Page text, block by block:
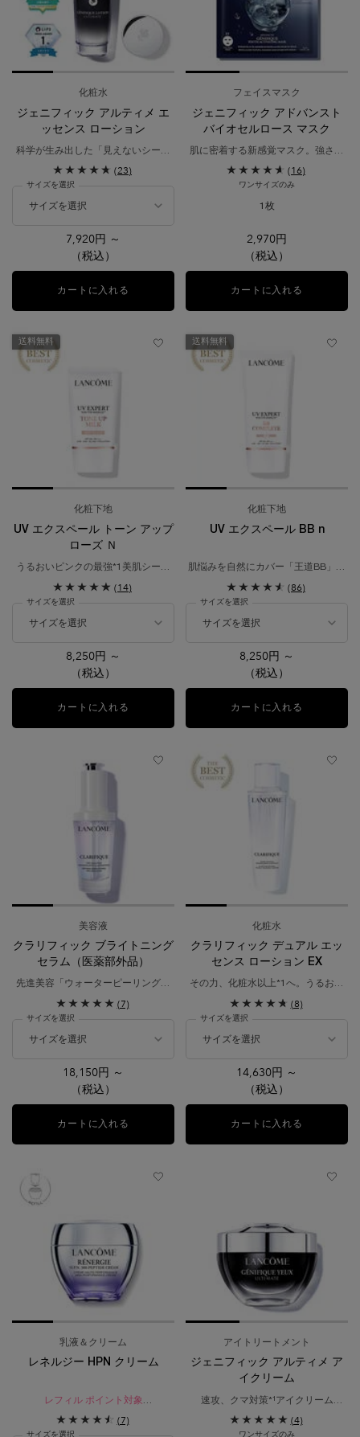
化粧水
ジェニフィック アルティメ エ
ッセンス ローション
科学が生み出した「見えないシート
瞬間ツヤ仕込み、満ちるハリ体験。​
(23)
サイズを選択
7,920円 ～
（税込）
カートに入れる ジェニフィック アルティメ エッセンス ローショ
フェイスマスク
ジェニフィック アドバンスト
バイオセルロース マスク
肌に密着する新感覚マスク。強さみ
(16)
ワンサイズのみ
1枚
2,970円
（税込）
カートに入れる
送料無料
化粧下地
UV エクスペール トーン アップ
ローズ Ｎ
うるおいピンクの最強*1美肌シール
日焼け止め用乳液・化粧下地​
(14)
サイズを選択
8,250円 ～
（税込）
カートに入れる UV エクスペール トーン アップ ローズ Ｎ
送料無料
化粧下地
UV エクスペール BB n
肌悩みを自然にカバー「王道BB」。
(86)
サイズを選択
8,250円 ～
（税込）
カートに入れる
美容液
クラリフィック ブライトニング
セラム（医薬部外品）
先進美容「ウォーターピーリング」
シミ対策*1にとどまらない、360°透
明肌*2へ。
(7)
サイズを選択
18,150円 ～
（税込）
カートに入れる クラリフィック ブライトニング セラム（医薬部
化粧水
クラリフィック デュアル エッ
センス ローション EX
その力、化粧水以上*1へ。うるおい
(8)
サイズを選択
14,630円 ～
（税込）
カートに入れる
乳液＆クリーム
レネルジー HPN クリーム
レフィル ポイント対象​
導くエイジングケア*¹クリーム。
(7)
サイズを選択
アイトリートメント
ジェニフィック アルティメ ア
イクリーム
速攻、クマ対策*¹アイクリーム​
(4)
ワンサイズのみ